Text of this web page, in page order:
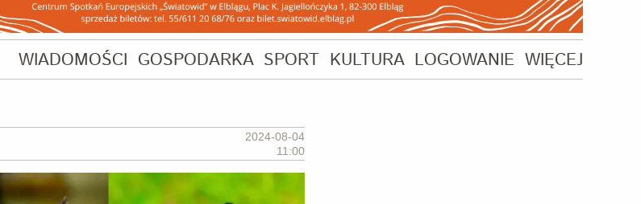
WIADOMOŚCI GOSPODARKA SPORT KULTURA LOGOWANIE WIĘCEJ
2024-08-04
11:00